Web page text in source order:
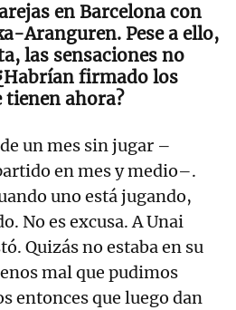
en Barcelona con
Aranguren. Pese a ello,
las sensaciones no
firmado los
ahora?
un mes sin jugar –
en mes y medio–.
uno está jugando,
No es excusa. A Unai
Quizás no estaba en su
mal que pudimos
entonces que luego dan